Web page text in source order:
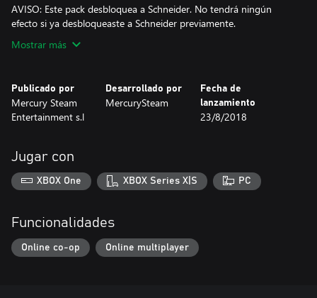
AVISO: Este pack desbloquea a Schneider. No tendrá ningún
efecto si ya desbloqueaste a Schneider previamente.
Mostrar más
Publicado por
Mercury Steam
Entertainment s.l
Desarrollado por
MercurySteam
Fecha de
lanzamiento
23/8/2018
Jugar con
XBOX One XBOX Series X|S PC
Funcionalidades
Online co-op Online multiplayer